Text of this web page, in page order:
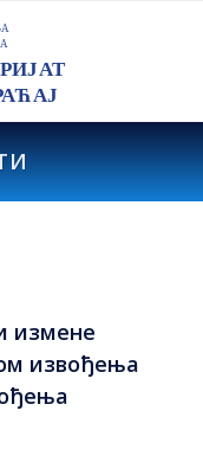
измене
извођења